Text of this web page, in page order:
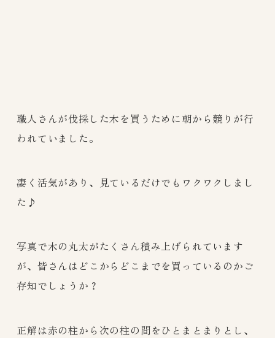
職人さんが伐採した木を買うために朝から競りが行
われていました。
凄く活気があり、見ているだけでもワクワクしまし
た♪
写真で木の丸太がたくさん積み上げられています
が、皆さんはどこからどこまでを買っているのかご
存知でしょうか？
正解は赤の柱から次の柱の間をひとまとまりとし、